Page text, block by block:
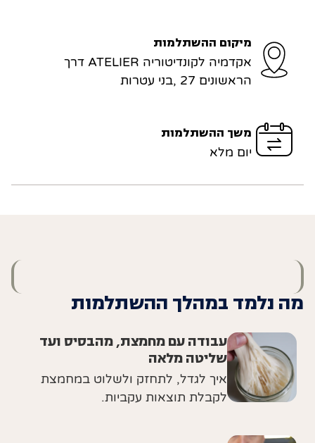
חלק מ־Valrhona, שם העמיק בכימיה של
הקונדיטוריה ובטכניקות עבודה מתקדמות.
מיקום ההשתלמות
אקדמיה לקונדיטוריה ATELIER דרך
הראשונים 27 ,בני עטרות
משך ההשתלמות
יום מלא
מה נלמד במהלך ההשתלמות
עבודה עם מחמצת, מהבסיס ועד
שליטה מלאה
איך לגדל, לתחזק ולשלוט במחמצת
לקבלת תוצאות עקביות.